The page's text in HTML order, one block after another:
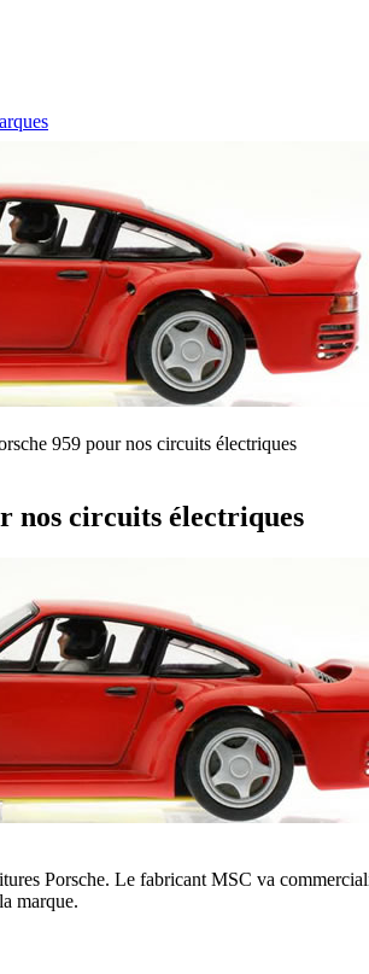
959 pour nos circuits électriques
nos circuits électriques
Porsche. Le fabricant MSC va
marque.